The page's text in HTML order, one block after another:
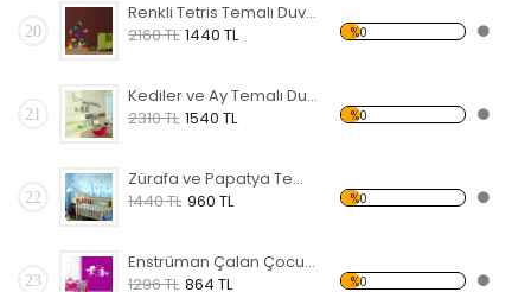
20
Renkli Tetris Temalı Duvar Sticker
2160 TL 1440 TL %0
21
Kediler ve Ay Temalı Duvar Sticker
2310 TL 1540 TL %0
22
Zürafa ve Papatya Temalı Duvar Sticker
1440 TL 960 TL %0
23
Enstrüman Çalan Çocuk Temalı Duvar Sticker
1296 TL 864 TL %0